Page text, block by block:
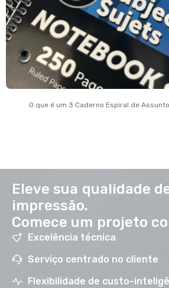
O que é um 3 Caderno Espiral de
Eleve sua qualidade
impressão.
Comece um projeto
Excelência técnica
Serviço centrado no cliente
Flexibilidade de custo-